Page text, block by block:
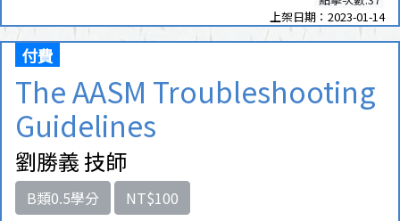
上架日期：2023-01-14
付費
The AASM Troubleshooting
Guidelines
劉勝義 技師
B類0.5學分 NT$100